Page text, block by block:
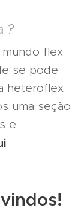
?
mundo flex
se pode
heteroflex
uma seção
e